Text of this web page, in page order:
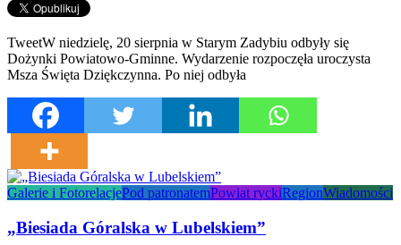
TweetW niedzielę, 20 sierpnia w Starym Zadybiu odbyły się
Dożynki Powiatowo-Gminne. Wydarzenie rozpoczęła uroczysta
Msza Święta Dziękczynna. Po niej odbyła
Galerie i FotorelacjePod patronatemPowiat ryckiRegionWiadomości
„Biesiada Góralska w Lubelskiem”